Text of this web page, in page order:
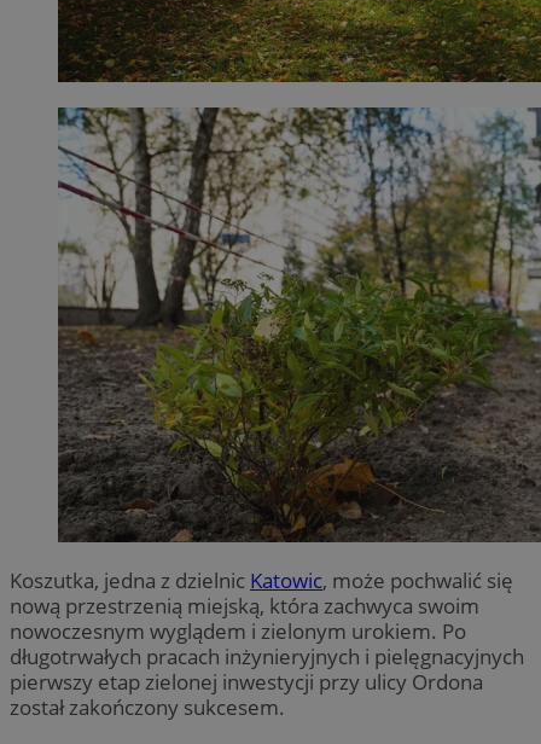
Koszutka, jedna z dzielnic Katowic, może pochwalić się
nową przestrzenią miejską, która zachwyca swoim
nowoczesnym wyglądem i zielonym urokiem. Po
długotrwałych pracach inżynieryjnych i pielęgnacyjnych
pierwszy etap zielonej inwestycji przy ulicy Ordona
został zakończony sukcesem.